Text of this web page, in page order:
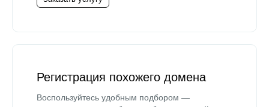
Регистрация похожего домена
Воспользуйтесь удобным подбором —